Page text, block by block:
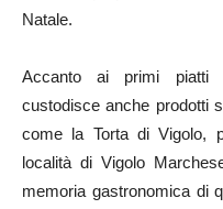
Natale.
Accanto ai primi piatti
custodisce anche prodotti
come la Torta di Vigolo,
località di Vigolo
memoria gastronomica di